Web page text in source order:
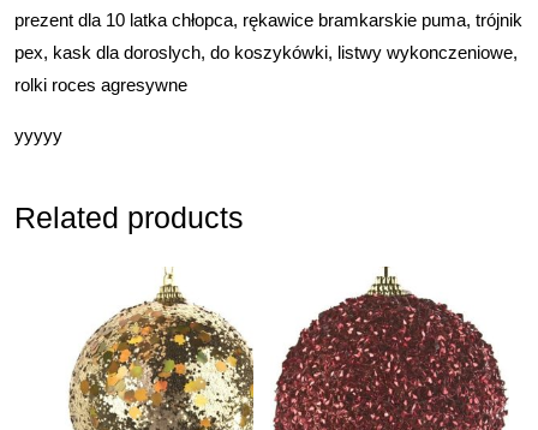
prezent dla 10 latka chłopca, rękawice bramkarskie puma, trójnik
pex, kask dla doroslych, do koszykówki, listwy wykonczeniowe,
rolki roces agresywne
yyyyy
Related products